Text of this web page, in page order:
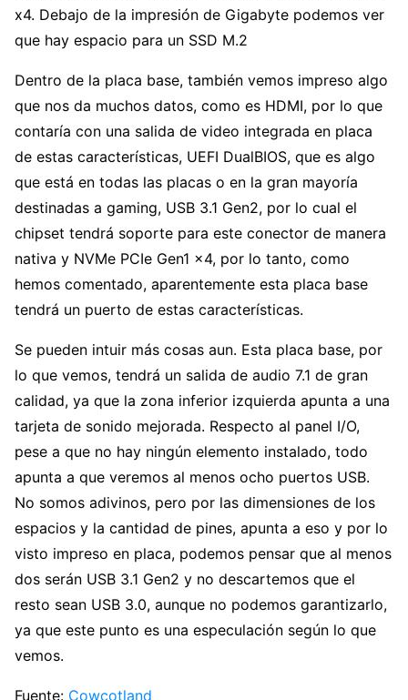
x4. Debajo de la impresión de Gigabyte podemos ver
que hay espacio para un SSD M.2
Dentro de la placa base, también vemos impreso algo
que nos da muchos datos, como es HDMI, por lo que
contaría con una salida de video integrada en placa
de estas características, UEFI DualBIOS, que es algo
que está en todas las placas o en la gran mayoría
destinadas a gaming, USB 3.1 Gen2, por lo cual el
chipset tendrá soporte para este conector de manera
nativa y NVMe PCIe Gen1 x4, por lo tanto, como
hemos comentado, aparentemente esta placa base
tendrá un puerto de estas características.
Se pueden intuir más cosas aun. Esta placa base, por
lo que vemos, tendrá un salida de audio 7.1 de gran
calidad, ya que la zona inferior izquierda apunta a una
tarjeta de sonido mejorada. Respecto al panel I/O,
pese a que no hay ningún elemento instalado, todo
apunta a que veremos al menos ocho puertos USB.
No somos adivinos, pero por las dimensiones de los
espacios y la cantidad de pines, apunta a eso y por lo
visto impreso en placa, podemos pensar que al menos
dos serán USB 3.1 Gen2 y no descartemos que el
resto sean USB 3.0, aunque no podemos garantizarlo,
ya que este punto es una especulación según lo que
vemos.
Fuente: Cowcotland